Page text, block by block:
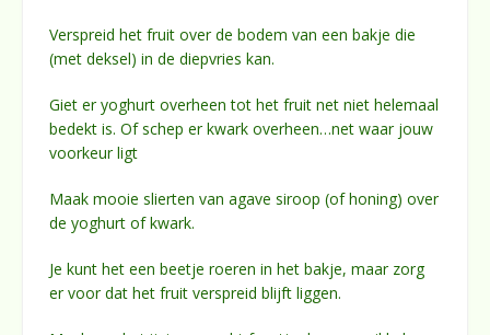
Verspreid het fruit over de bodem van een bakje die
(met deksel) in de diepvries kan.
Giet er yoghurt overheen tot het fruit net niet helemaal
bedekt is. Of schep er kwark overheen…net waar jouw
voorkeur ligt
Maak mooie slierten van agave siroop (of honing) over
de yoghurt of kwark.
Je kunt het een beetje roeren in het bakje, maar zorg
er voor dat het fruit verspreid blijft liggen.